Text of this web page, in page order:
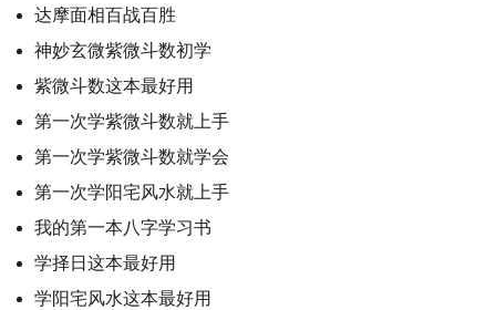
达摩面相百战百胜
神妙玄微紫微斗数初学
紫微斗数这本最好用
第一次学紫微斗数就上手
第一次学紫微斗数就学会
第一次学阳宅风水就上手
我的第一本八字学习书
学择日这本最好用
学阳宅风水这本最好用